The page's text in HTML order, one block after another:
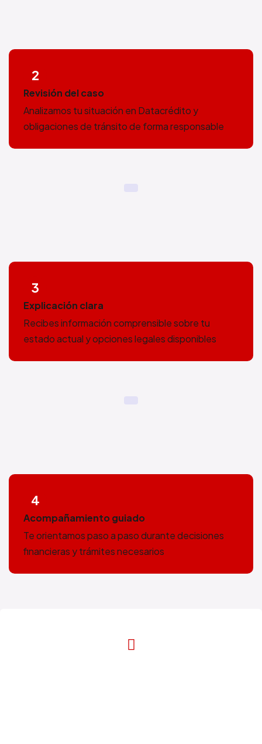
2
Revisión del caso
Analizamos tu situación en Datacrédito y
obligaciones de tránsito de forma responsable
3
Explicación clara
Recibes información comprensible sobre tu
estado actual y opciones legales disponibles
4
Acompañamiento guiado
Te orientamos paso a paso durante decisiones
financieras y trámites necesarios